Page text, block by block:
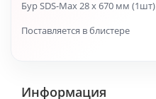
Бур SDS-Max 28 x 670 мм (1шт)
Поставляется в блистере
Информация